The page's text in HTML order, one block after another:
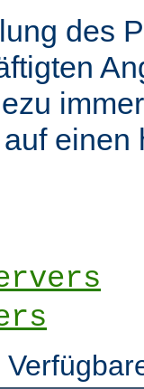
des
einen